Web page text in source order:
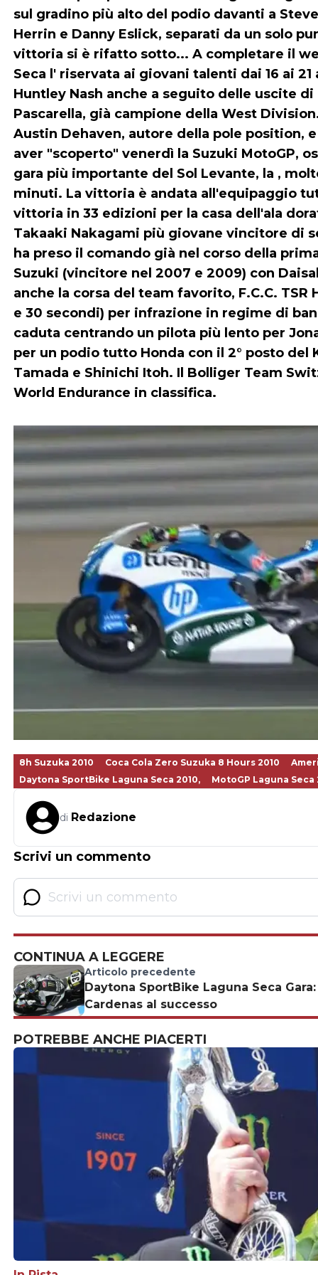
sul gradino più alto del podio davanti a
Herrin e Danny Eslick, separati da un solo
vittoria si è rifatto sotto... A completare il
Seca l' riservata ai giovani talenti dai 16 ai
Huntley Nash anche a seguito delle uscite
Pascarella, già campione della West
Austin Dehaven, autore della pole position,
aver "scoperto" venerdì la Suzuki MotoGP,
gara più importante del Sol Levante, la ,
minuti. La vittoria è andata all'equipaggio
vittoria in 33 edizioni per la casa dell'ala
Takaaki Nakagami più giovane vincitore di
ha preso il comando già nel corso della
Suzuki (vincitore nel 2007 e 2009) con
anche la corsa del team favorito, F.C.C.
e 30 secondi) per infrazione in regime di
caduta centrando un pilota più lento per
per un podio tutto Honda con il 2° posto del
Tamada e Shinichi Itoh. Il Bolliger Team
World Endurance in classifica.
8h Suzuka 2010 Coca Cola Zero Suzuka 8 Hours 2010
Daytona SportBike Laguna Seca 2010,
MotoGP Laguna Seca
di Redazione
Scrivi un commento
CONTINUA A LEGGERE
Articolo precedente
Daytona SportBike Laguna Seca Gara:
Cardenas al successo
POTREBBE ANCHE PIACERTI